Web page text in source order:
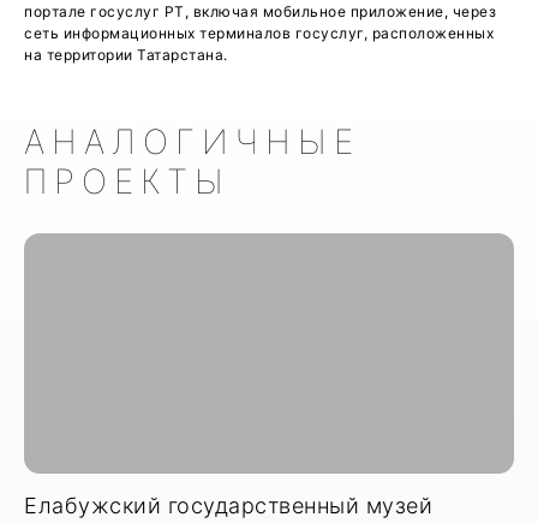
портале госуслуг РТ, включая мобильное приложение, через
сеть информационных терминалов госуслуг, расположенных
на территории Татарстана.
АНАЛОГИЧНЫЕ
ПРОЕКТЫ
Елабужский государственный музей